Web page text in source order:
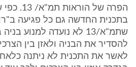
הפרה של
שתמ"א/13 לא נועדה
להסדיר את הבניה ולאזן בין
לאשר את התכנית לא ניתנה